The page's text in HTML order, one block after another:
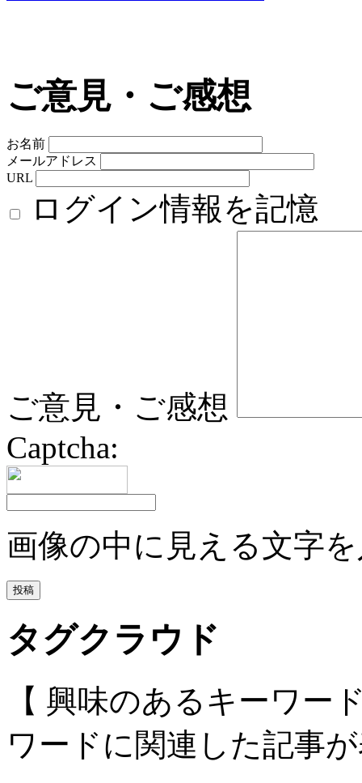
ご意見・ご感想
お名前
メールアドレス
URL
ログイン情報を記憶
ご意見・ご感想
Captcha:
画像の中に見える文字
タグクラウド
【 興味のあるキーワー
ワードに関連した記事